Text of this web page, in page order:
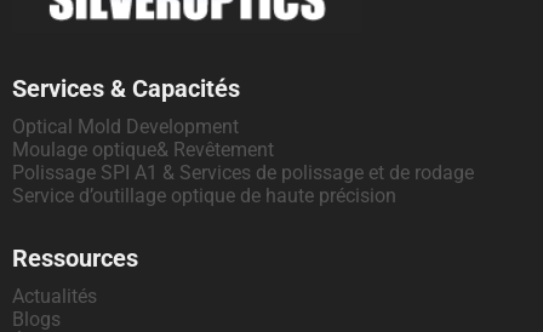
Services & Capacités
Optical Mold Development
Moulage optique& Revêtement
Polissage SPI A1 & Services de polissage et de rodage
Service d’outillage optique de haute précision
Ressources
Actualités
Blogs